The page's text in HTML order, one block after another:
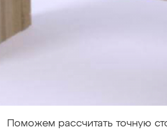
Поможем рассчитать точную